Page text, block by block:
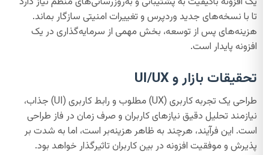
تا با نسخه‌های جدید وردپرس و تغییرات امنیتی سازگار بماند.
هزینه‌های پس از توسعه، بخش مهمی از سرمایه‌گذاری در یک
افزونه پایدار است.
تحقیقات بازار و UI/UX
طراحی یک تجربه کاربری (UX) مطلوب و رابط کاربری (UI) جذاب،
نیازمند تحلیل دقیق نیازهای کاربران و صرف زمان در فاز طراحی
است. این فرآیند، هرچند به ظاهر هزینه‌بر است، اما به شدت بر
پذیرش و موفقیت افزونه در بین کاربران تاثیرگذار خواهد بود.